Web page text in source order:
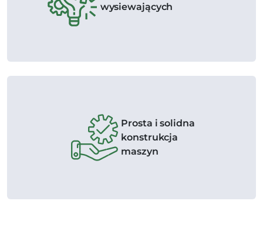
wysiewających
Prosta i solidna
konstrukcja
maszyn